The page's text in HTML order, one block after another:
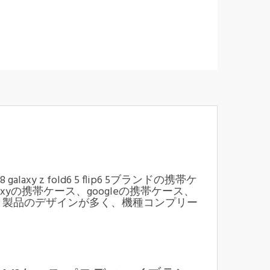
galaxy z fold6 5 flip6 5ブランドの携帯ケ
携帯ケース、googleの携帯ケース、
品のデザインが多く、機種コンプリー